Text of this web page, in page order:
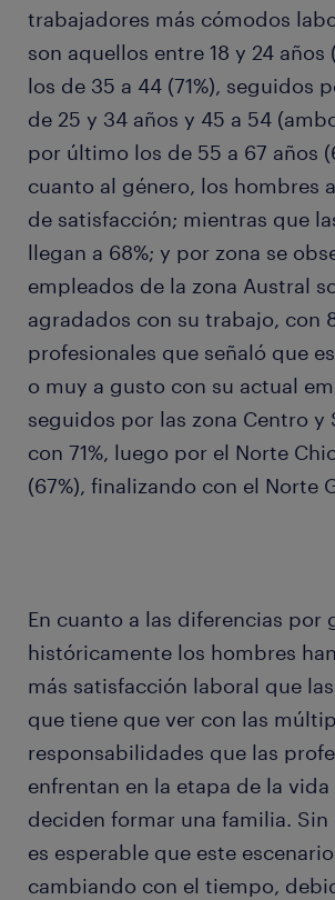
trabajadores más cómodos
son aquellos entre 18 y 24 años
los de 35 a 44 (71%), seguidos
de 25 y 34 años y 45 a 54
por último los de 55 a 67 años
cuanto al género, los hombres
de satisfacción; mientras que
llegan a 68%; y por zona se
empleados de la zona Austral
agradados con su trabajo, con
profesionales que señaló que
o muy a gusto con su actual
seguidos por las zona Centro y
con 71%, luego por el Norte
(67%), finalizando con el Norte
En cuanto a las diferencias por
históricamente los hombres
más satisfacción laboral que
que tiene que ver con las
responsabilidades que las
enfrentan en la etapa de la vida
deciden formar una familia. Sin
es esperable que este
cambiando con el tiempo,